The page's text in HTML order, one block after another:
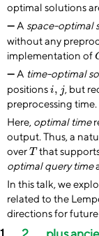
optimal solutions
— A space-optimal
without any
implementation of
— A time-optimal
positionsi, j
i, j , but
preprocessing time.
Here, optimal time
output. Thus, a
overT
Tthat
optimal query time
In this talk, we
related to the
directions for future
Pagination